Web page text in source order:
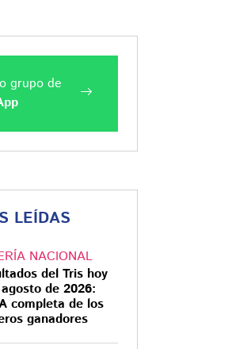
grupo de
LEÍDAS
NACIONAL
del Tris hoy
de 2026:
completa de los
ganadores